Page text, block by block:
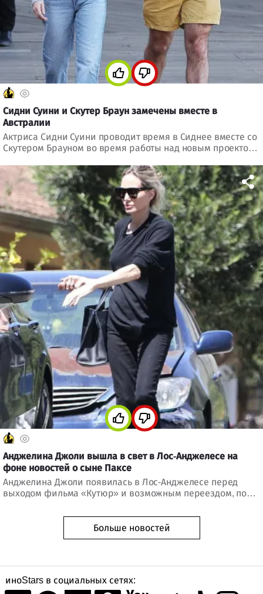
Сидни Суини и Скутер Браун замечены вместе в
Австралии
Актриса Сидни Суини проводит время в Сиднее вместе со
Скутером Брауном во время работы над новым проектом
Анджелина Джоли вышла в свет в Лос-Анджелесе на
фоне новостей о сыне Паксе
Анджелина Джоли появилась в Лос-Анджелесе перед
выходом фильма «Кутюр» и возможным переездом, пока
Больше новостей
иноStars в социальных сетях: